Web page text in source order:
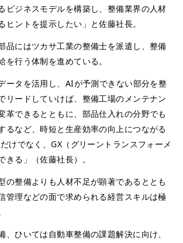
ビジネスモデルを構築し、整備業界の人材
ヒントを提示したい」と佐藤社長。
品にはツカサ工業の整備士を派遣し、整備
を行う体制を進めている。
ータを活用し、AIが予測できない部分を整
リードしていけば、整備工場のメンテナン
革できるとともに、部品仕入れの分野でも
るなど、時短と生産効率の向上につながる
けでなく、GX（グリーントランスフォーメ
きる」（佐藤社長）。
の整備よりも人材不足が顕著であるととも
管理などの面で求められる経営スキルは極
、ひいては自動車整備の課題解決に向け、